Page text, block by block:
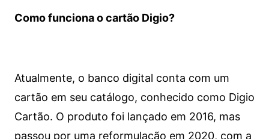
Como funciona o cartão Digio?
Atualmente, o banco digital conta com um
cartão em seu catálogo, conhecido como Digio
Cartão. O produto foi lançado em 2016, mas
passou por uma reformulação em 2020, com a